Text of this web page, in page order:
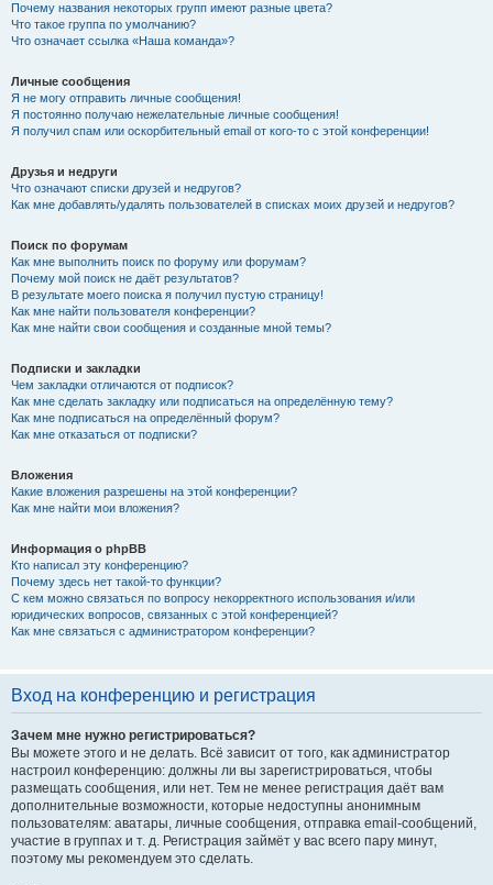
Почему названия некоторых групп имеют разные цвета?
Что такое группа по умолчанию?
Что означает ссылка «Наша команда»?
Личные сообщения
Я не могу отправить личные сообщения!
Я постоянно получаю нежелательные личные сообщения!
Я получил спам или оскорбительный email от кого-то с этой конференции!
Друзья и недруги
Что означают списки друзей и недругов?
Как мне добавлять/удалять пользователей в списках моих друзей и недругов?
Поиск по форумам
Как мне выполнить поиск по форуму или форумам?
Почему мой поиск не даёт результатов?
В результате моего поиска я получил пустую страницу!
Как мне найти пользователя конференции?
Как мне найти свои сообщения и созданные мной темы?
Подписки и закладки
Чем закладки отличаются от подписок?
Как мне сделать закладку или подписаться на определённую тему?
Как мне подписаться на определённый форум?
Как мне отказаться от подписки?
Вложения
Какие вложения разрешены на этой конференции?
Как мне найти мои вложения?
Информация о phpBB
Кто написал эту конференцию?
Почему здесь нет такой-то функции?
С кем можно связаться по вопросу некорректного использования и/или
юридических вопросов, связанных с этой конференцией?
Как мне связаться с администратором конференции?
Вход на конференцию и регистрация
Зачем мне нужно регистрироваться?
Вы можете этого и не делать. Всё зависит от того, как администратор
настроил конференцию: должны ли вы зарегистрироваться, чтобы
размещать сообщения, или нет. Тем не менее регистрация даёт вам
дополнительные возможности, которые недоступны анонимным
пользователям: аватары, личные сообщения, отправка email-сообщений,
участие в группах и т. д. Регистрация займёт у вас всего пару минут,
поэтому мы рекомендуем это сделать.